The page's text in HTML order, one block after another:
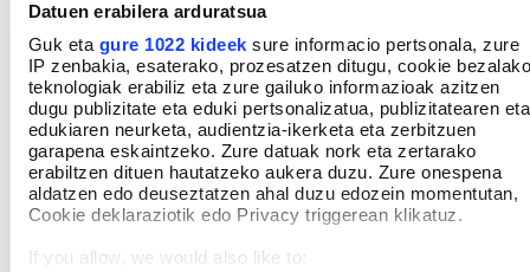
Datuen erabilera arduratsua
Guk eta gure 1022 kideek sure informacio pertsonala, zure
IP zenbakia, esaterako, prozesatzen ditugu, cookie bezalako
teknologiak erabiliz eta zure gailuko informazioak azitzen
dugu publizitate eta eduki pertsonalizatua, publizitatearen eta
edukiaren neurketa, audientzia-ikerketa eta zerbitzuen
garapena eskaintzeko. Zure datuak nork eta zertarako
erabiltzen dituen hautatzeko aukera duzu. Zure onespena
aldatzen edo deuseztatzen ahal duzu edozein momentutan,
Cookie deklaraziotik edo Privacy triggerean klikatuz.
If you allow, we would also like to: